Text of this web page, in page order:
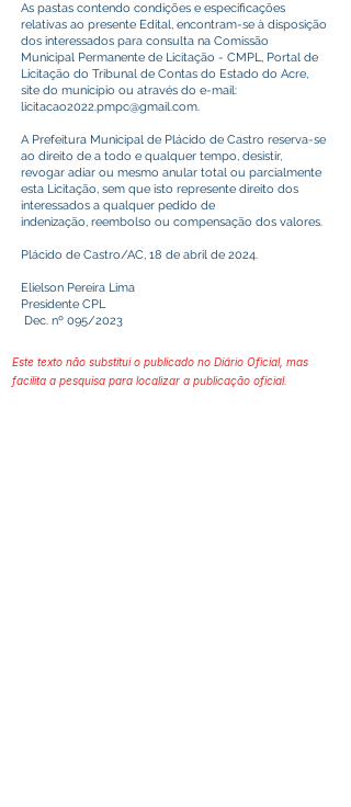
As pastas contendo condições e especificações
relativas ao presente Edital, encontram-se à disposição
dos interessados para consulta na Comissão
Municipal Permanente de Licitação - CMPL, Portal de
Licitação do Tribunal de Contas do Estado do Acre,
site do município ou através do e-mail:
licitacao2022.pmpc@gmail.com.
A Prefeitura Municipal de Plácido de Castro reserva-se
ao direito de a todo e qualquer tempo, desistir,
revogar adiar ou mesmo anular total ou parcialmente
esta Licitação, sem que isto represente direito dos
interessados a qualquer pedido de
indenização, reembolso ou compensação dos valores.
Plácido de Castro/AC, 18 de abril de 2024.
Elielson Pereira Lima
Presidente CPL
Dec. nº 095/2023
Este texto não substitui o publicado no Diário Oficial, mas
facilita a pesquisa para localizar a publicação oficial.